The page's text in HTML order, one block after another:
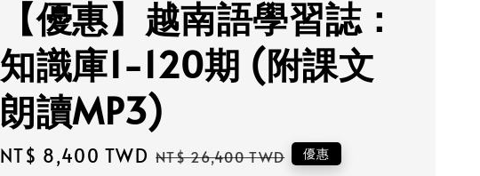
【優惠】越南語學習誌：
知識庫1-120期 (附課文
朗讀MP3)
Sale
NT$ 8,400 TWD Regular
NT$ 26,400 TWD 優惠